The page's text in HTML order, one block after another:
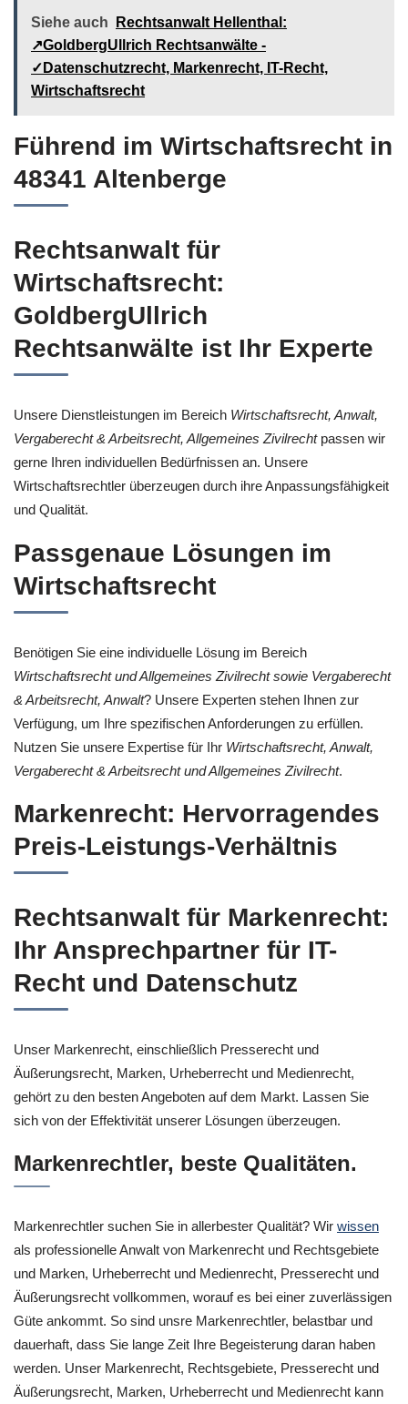
Siehe auch
Rechtsanwalt Hellenthal:
↗️GoldbergUllrich Rechtsanwälte -
✓Datenschutzrecht, Markenrecht, IT-Recht,
Wirtschaftsrecht
Führend im Wirtschaftsrecht in
48341 Altenberge
Rechtsanwalt für
Wirtschaftsrecht:
GoldbergUllrich
Rechtsanwälte ist Ihr Experte
Unsere Dienstleistungen im Bereich Wirtschaftsrecht, Anwalt,
Vergaberecht & Arbeitsrecht, Allgemeines Zivilrechtpassen wir
gerne Ihren individuellen Bedürfnissen an. Unsere
Wirtschaftsrechtler überzeugen durch ihre Anpassungsfähigkeit
und Qualität.
Passgenaue Lösungen im
Wirtschaftsrecht
Benötigen Sie eine individuelle Lösung im Bereich
Wirtschaftsrecht und Allgemeines Zivilrecht sowie Vergaberecht
& Arbeitsrecht, Anwalt? Unsere Experten stehen Ihnen zur
Verfügung, um Ihre spezifischen Anforderungen zu erfüllen.
Nutzen Sie unsere Expertise für Ihr Wirtschaftsrecht, Anwalt,
Vergaberecht & Arbeitsrecht und Allgemeines Zivilrecht.
Markenrecht: Hervorragendes
Preis-Leistungs-Verhältnis
Rechtsanwalt für Markenrecht:
Ihr Ansprechpartner für IT-
Recht und Datenschutz
Unser Markenrecht, einschließlich Presserecht und
Äußerungsrecht, Marken, Urheberrecht und Medienrecht,
gehört zu den besten Angeboten auf dem Markt. Lassen Sie
sich von der Effektivität unserer Lösungen überzeugen.
Markenrechtler, beste Qualitäten.
Markenrechtler suchen Sie in allerbester Qualität? Wir wissen
als professionelle Anwalt von Markenrecht und Rechtsgebiete
und Marken, Urheberrecht und Medienrecht, Presserecht und
Äußerungsrecht vollkommen, worauf es bei einer zuverlässigen
Güte ankommt. So sind unsre Markenrechtler, belastbar und
dauerhaft, dass Sie lange Zeit Ihre Begeisterung daran haben
werden. Unser Markenrecht, Rechtsgebiete, Presserecht und
Äußerungsrecht, Marken, Urheberrecht und Medienrecht kann